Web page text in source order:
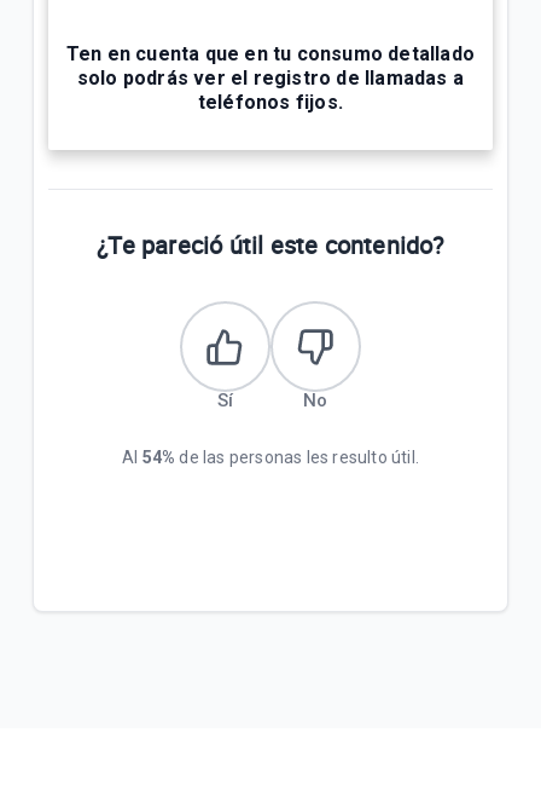
Ten en cuenta que en tu consumo detallado
solo podrás ver el registro de llamadas a
teléfonos fijos.
¿Te pareció útil este contenido?
Sí No
Al 54% de las personas les resulto útil.